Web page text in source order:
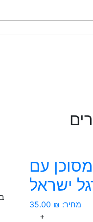
עם
ישראל
מחיר: 35.00 ₪
+